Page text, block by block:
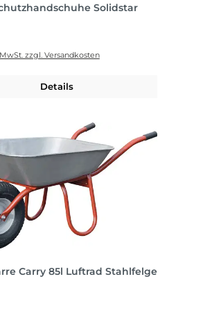
Solidstar
zzgl. Versandkosten
Details
Carry 85l Luftrad Stahlfelge